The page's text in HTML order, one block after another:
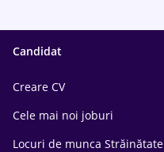
Candidat
Creare CV
Cele mai noi joburi
Locuri de munca Străinătate